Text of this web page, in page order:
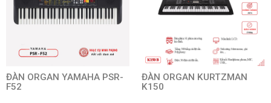
ĐÀN ORGAN YAMAHA PSR-
F52
ĐÀN ORGAN KURTZMAN
K150